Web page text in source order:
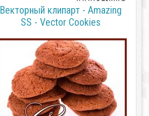
Векторный клипарт - Amazing
SS - Vector Cookies